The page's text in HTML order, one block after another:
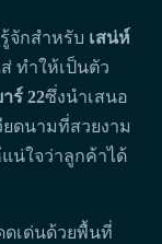
จักสำหรับ เสน่ห์
ทำให้เป็นตัว
ร์ 22ซึ่งนำเสนอ
ดนามที่สวยงาม
แน่ใจว่าลูกค้าได้
ดเด่นด้วยพื้นที่